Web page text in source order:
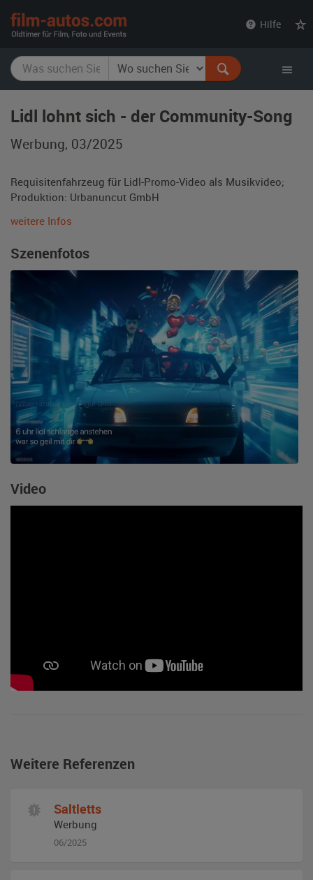
Hilfe
Lidl lohnt sich - der Community-Song
Werbung, 03/2025
Requisitenfahrzeug für Lidl-Promo-Video als Musikvideo;
Produktion: Urbanuncut GmbH
weitere Infos
Szenenfotos
Video
Weitere Referenzen
Saltletts
Werbung
06/2025